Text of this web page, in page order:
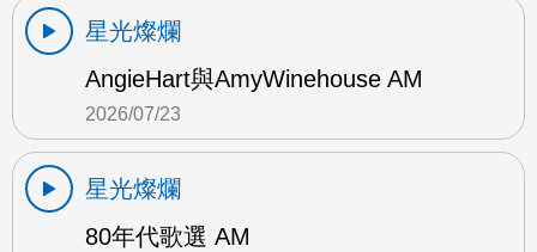
星光燦爛
AngieHart與AmyWinehouse AM
2026/07/23
星光燦爛
80年代歌選 AM